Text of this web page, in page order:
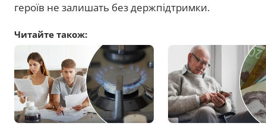
героїв не залишать без держпідтримки.
Читайте також: